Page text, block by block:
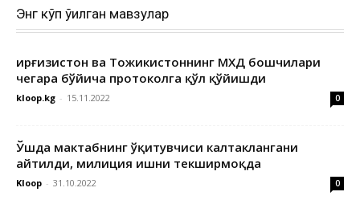
Энг кўп ўқилган мавзулар
Қирғизистон ва Тожикистоннинг МХДҚ бошчилари
чегара бўйича протоколга қўл қўйишди
kloop.kg - 15.11.2022 0
Ўшда мактабнинг ўқитувчиси калтаклангани
айтилди, милиция ишни текширмоқда
Kloop - 31.10.2022 0